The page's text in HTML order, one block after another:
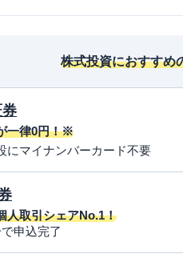
株式投資におすすめ
一律0円！※
にマイナンバーカード不要
人取引シェアNo.1！
申込完了